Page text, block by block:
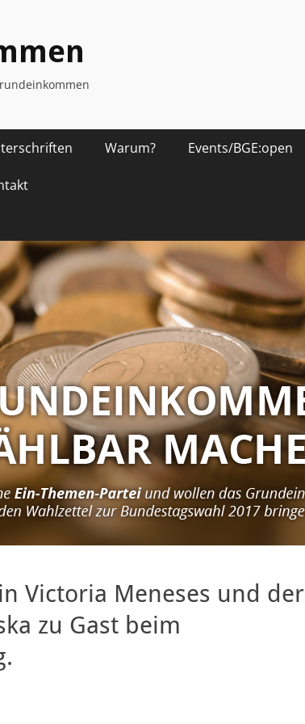
Warum? Events/BGE:open
Victoria Meneses und der
zu Gast beim